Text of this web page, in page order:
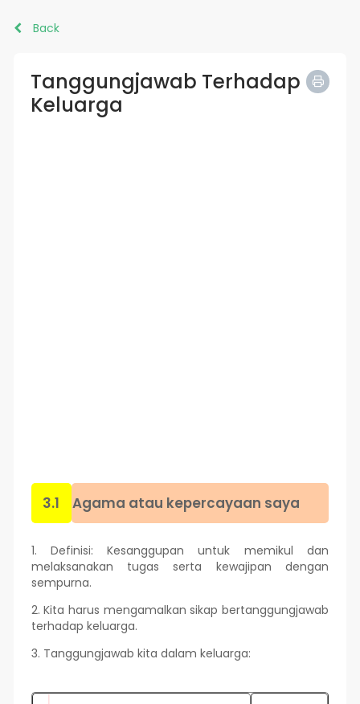
Back
Tanggungjawab Terhadap
Keluarga
3.1 Agama atau kepercayaan saya
1. Definisi: Kesanggupan untuk memikul dan
melaksanakan tugas serta kewajipan dengan
sempurna.
2. Kita harus mengamalkan sikap bertanggungjawab
terhadap keluarga.
3. Tanggungjawab kita dalam keluarga: